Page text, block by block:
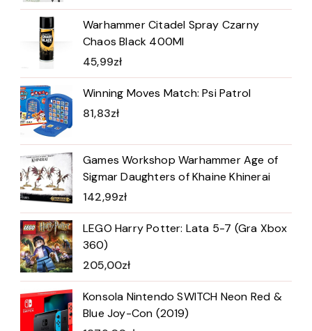
Warhammer Citadel Spray Czarny
Chaos Black 400Ml
45,99zł
Winning Moves Match: Psi Patrol
81,83zł
Games Workshop Warhammer Age of
Sigmar Daughters of Khaine Khinerai
142,99zł
LEGO Harry Potter: Lata 5-7 (Gra Xbox
360)
205,00zł
Konsola Nintendo SWITCH Neon Red &
Blue Joy-Con (2019)